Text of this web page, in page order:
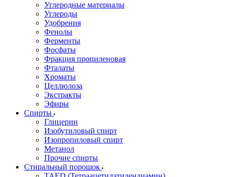
Углеродные материалы
Углероды
Удобрения
Фенолы
Ферменты
Фосфаты
Фракция пропиленовая
Фталаты
Хроматы
Целлюлоза
Экстракты
Эфиры
Спирты
Глицерин
Изобутиловый спирт
Изопропиловый спирт
Метанол
Прочие спирты
Стиральный порошок